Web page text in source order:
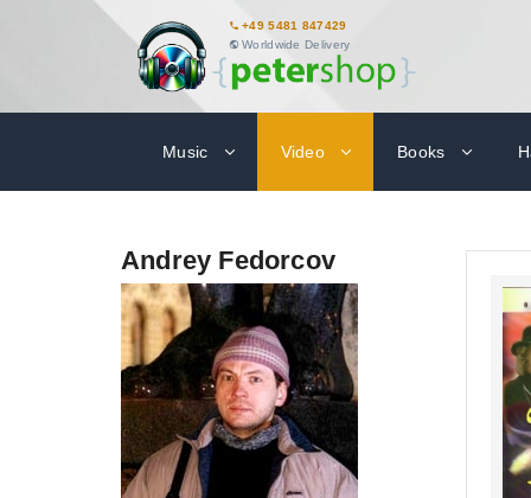
+49 5481 847429
Worldwide Delivery
Music Video Books
Andrey Fedorcov